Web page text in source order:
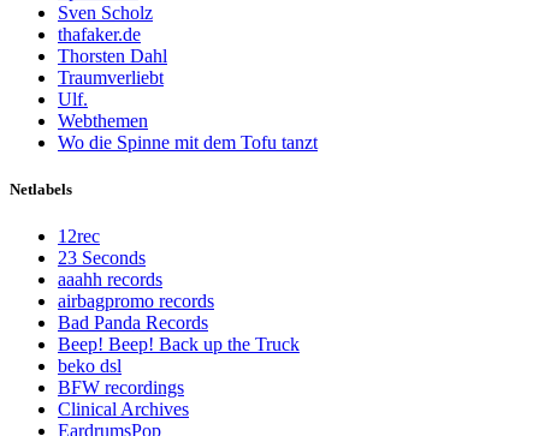
Sven Scholz
thafaker.de
Thorsten Dahl
Traumverliebt
Ulf.
Webthemen
Wo die Spinne mit dem Tofu tanzt
Netlabels
12rec
23 Seconds
aaahh records
airbagpromo records
Bad Panda Records
Beep! Beep! Back up the Truck
beko dsl
BFW recordings
Clinical Archives
EardrumsPop